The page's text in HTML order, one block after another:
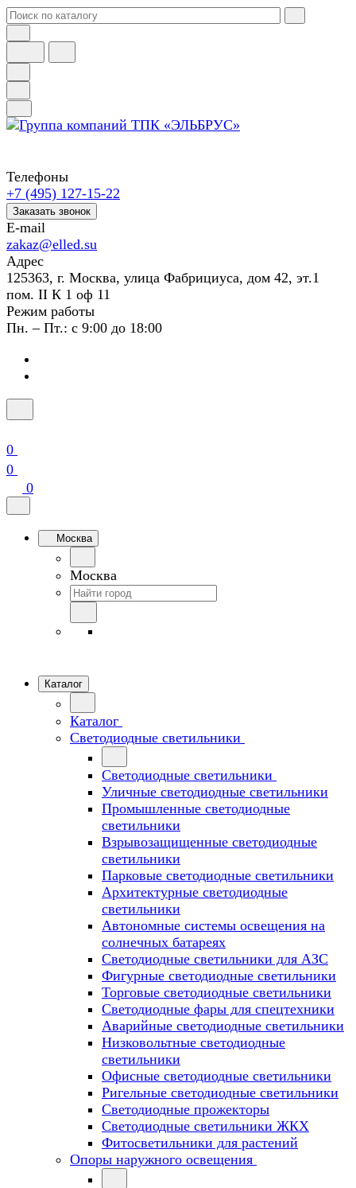
Телефоны
+7 (495) 127-15-22
Заказать звонок
E-mail
zakaz@elled.su
Адрес
125363, г. Москва, улица Фабрициуса, дом 42, эт.1
пом. II К 1 оф 11
Режим работы
Пн. – Пт.: с 9:00 до 18:00
0
0
0
Москва
Москва
Каталог
Каталог
Светодиодные светильники
Светодиодные светильники
Уличные светодиодные светильники
Промышленные светодиодные
светильники
Взрывозащищенные светодиодные
светильники
Парковые светодиодные светильники
Архитектурные светодиодные
светильники
Автономные системы освещения на
солнечных батареях
Светодиодные светильники для АЗС
Фигурные светодиодные светильники
Торговые светодиодные светильники
Cветодиодные фары для спецтехники
Аварийные светодиодные светильники
Низковольтные светодиодные
светильники
Офисные светодиодные светильники
Ригельные светодиодные светильники
Светодиодные прожекторы
Светодиодные светильники ЖКХ
Фитосветильники для растений
Опоры наружного освещения